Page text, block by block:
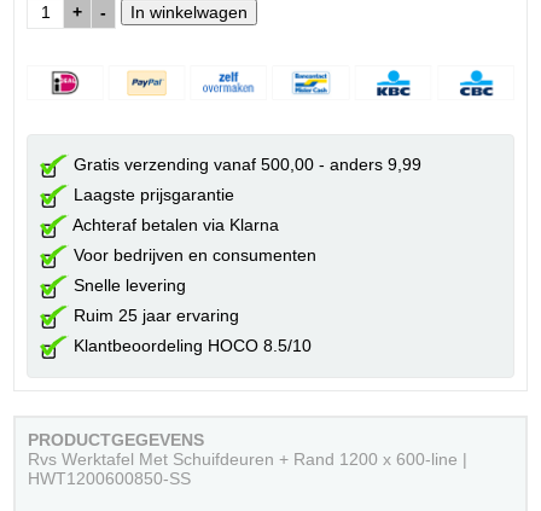
+ -
Gratis verzending vanaf 500,00 - anders 9,99
Laagste prijsgarantie
Achteraf betalen via Klarna
Voor bedrijven en consumenten
Snelle levering
Ruim 25 jaar ervaring
Klantbeoordeling HOCO 8.5/10
PRODUCTGEGEVENS
Rvs Werktafel Met Schuifdeuren + Rand 1200 x 600-line |
HWT1200600850-SS